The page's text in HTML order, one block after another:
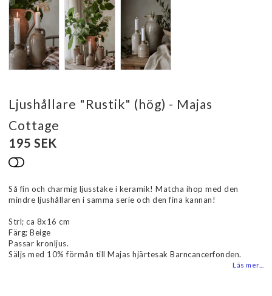
Ljushållare "Rustik" (hög) - Majas
Cottage
195 SEK
Lägg till i favoritlistan
Så fin och charmig ljusstake i keramik! Matcha ihop med den
mindre ljushållaren i samma serie och den fina kannan!
Strl; ca 8x16 cm
Färg; Beige
Passar kronljus.
Säljs med 10% förmån till Majas hjärtesak Barncancerfonden.
Läs mer...